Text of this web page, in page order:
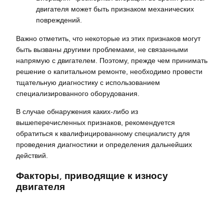
двигателя может быть признаком механических
повреждений.
Важно отметить, что некоторые из этих признаков могут
быть вызваны другими проблемами, не связанными
напрямую с двигателем. Поэтому, прежде чем принимать
решение о капитальном ремонте, необходимо провести
тщательную диагностику с использованием
специализированного оборудования.
В случае обнаружения каких-либо из
вышеперечисленных признаков, рекомендуется
обратиться к квалифицированному специалисту для
проведения диагностики и определения дальнейших
действий.
Факторы, приводящие к износу
двигателя